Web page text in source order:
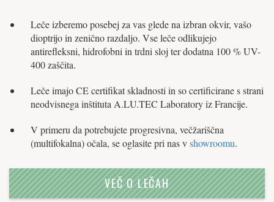
Leče izberemo posebej za vas glede na izbran okvir, vašo
dioptrijo in zenično razdaljo. Vse leče odlikujejo
antirefleksni, hidrofobni in trdni sloj ter dodatna 100 % UV-
400 zaščita.
Leče imajo CE certifikat skladnosti in so certificirane s strani
neodvisnega inštituta A.LU.TEC Laboratory iz Francije.
V primeru da potrebujete progresivna, večžariščna
(multifokalna) očala, se oglasite pri nas vshowroomu.
VEČ O LEČAH